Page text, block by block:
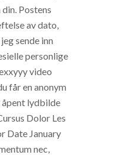
Postens
av dato,
sende inn
personlige
video
får en anonym
åpent lydbilde
Dolor Les
Date January
nec,